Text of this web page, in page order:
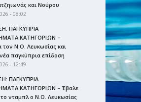
και Νούρου
- 08:02
ΠΑΓΚΥΠΡΙΑ
ΚΑΤΗΓΟΡΙΩΝ –
τον Ν.Ο. Λευκωσίας και
παγκύπρια επίδοση
- 12:49
ΠΑΓΚΥΠΡΙΑ
ΚΑΤΗΓΟΡΙΩΝ – Έβαλε
νταμπλ ο Ν.Ο. Λευκωσίας